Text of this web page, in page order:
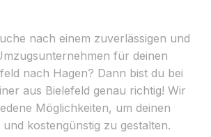
nach einem zuverlässigen und
für deinen
nach Hagen? Dann bist du bei
aus Bielefeld genau richtig! Wir
Möglichkeiten, um deinen
kostengünstig zu gestalten.